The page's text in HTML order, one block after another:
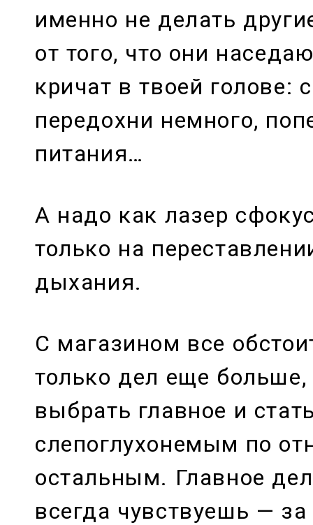
именно не делать
от того, что они
кричат в твоей голове:
передохни немного,
питания…
А надо как лазер
только на
дыхания.
С магазином все
только дел еще
выбрать главное и
слепоглухонемым по
остальным. Главное
всегда чувствуешь —